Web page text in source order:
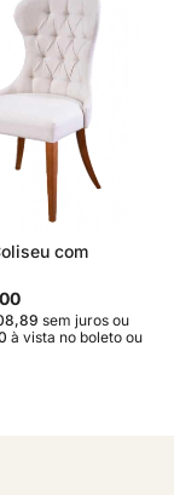
com
sem juros ou
à vista no boleto ou